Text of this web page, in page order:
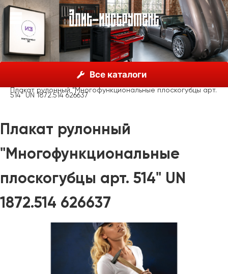
Все каталоги
Unior, Словения
Рекламные материалы
Рекламные стенды
Плакат рулонный "Многофункциональные плоскогубцы арт.
514" UN 1872.514 626637
Плакат рулонный
"Многофункциональные
плоскогубцы арт. 514" UN
1872.514 626637